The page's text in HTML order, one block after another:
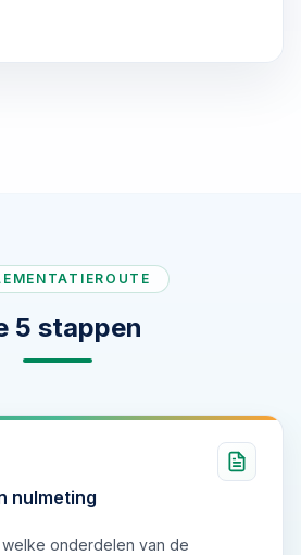
5 stappen
nulmeting
onderdelen van de